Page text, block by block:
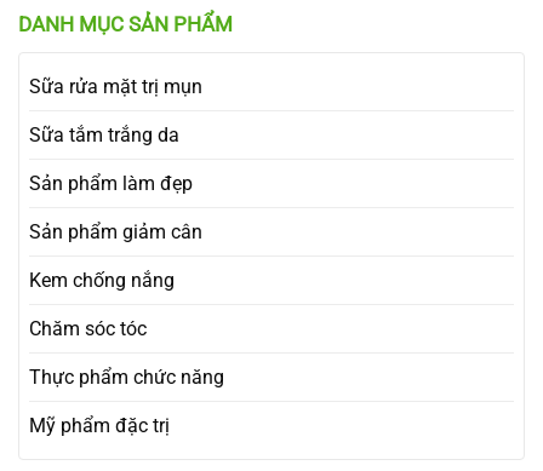
DANH MỤC SẢN PHẨM
Sữa rửa mặt trị mụn
Sữa tắm trắng da
Sản phẩm làm đẹp
Sản phẩm giảm cân
Kem chống nắng
Chăm sóc tóc
Thực phẩm chức năng
Mỹ phẩm đặc trị